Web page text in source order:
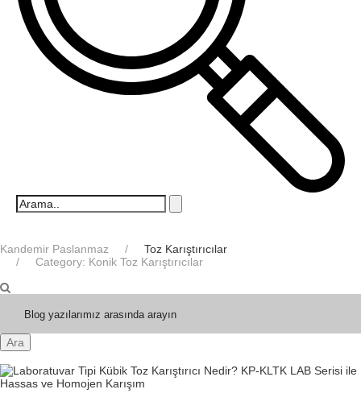
Kandemir Paslanmaz
Toz Karıştırıcılar
Category: Konik Toz Karıştırıcılar
Ara